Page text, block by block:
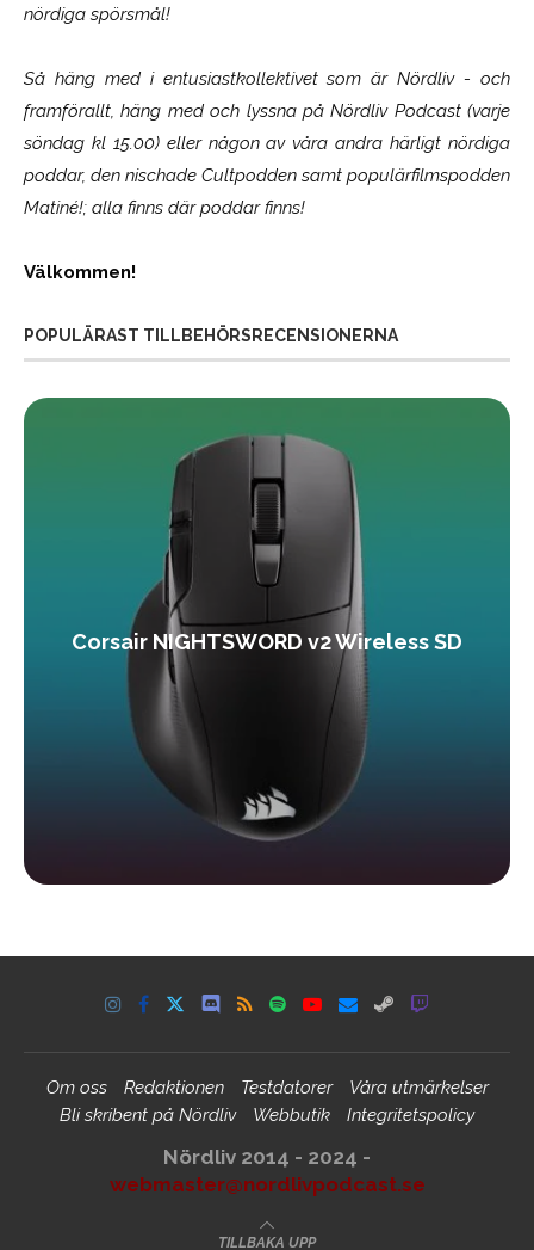
nördiga spörsmål!
Så häng med i entusiastkollektivet som ärNördliv- och
framförallt, häng med och lyssna på Nördliv Podcast (varje
söndag kl 15.00) eller någon av våra andra härligt nördiga
poddar, den nischade Cultpodden samt populärfilmspodden
Matiné!; alla finns där poddar finns!
Välkommen!
POPULÄRAST TILLBEHÖRSRECENSIONERNA
Corsair NIGHTSWORD v2 Wireless SD
Om oss Redaktionen Testdatorer
Våra utmärkelser
Bli skribent på Nördliv
Webbutik Integritetspolicy
Nördliv 2014 - 2024 -
webmaster@nordlivpodcast.se
TILLBAKA UPP